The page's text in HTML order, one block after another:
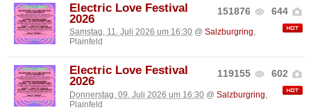
151876 644
Electric Love Festival
2026
Samstag, 11. Juli 2026 um 16:30 @ Salzburgring,
Plainfeld
119155 602
Electric Love Festival
2026
Donnerstag, 09. Juli 2026 um 16:30 @ Salzburgring
Plainfeld